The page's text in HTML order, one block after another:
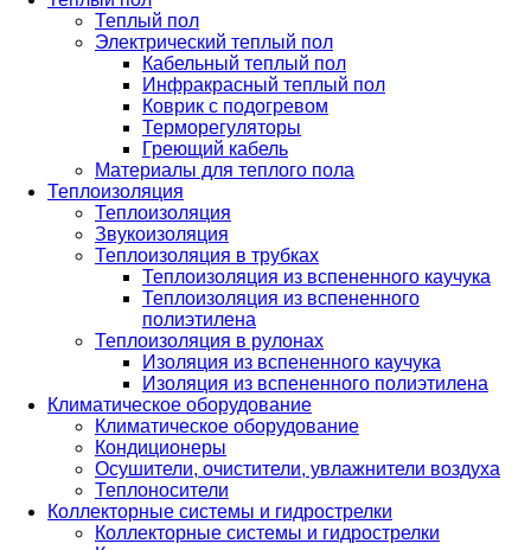
Теплый пол
Электрический теплый пол
Кабельный теплый пол
Инфракрасный теплый пол
Коврик с подогревом
Терморегуляторы
Греющий кабель
Материалы для теплого пола
Теплоизоляция
Теплоизоляция
Звукоизоляция
Теплоизоляция в трубках
Теплоизоляция из вспененного каучука
Теплоизоляция из вспененного
полиэтилена
Теплоизоляция в рулонах
Изоляция из вспененного каучука
Изоляция из вспененного полиэтилена
Климатическое оборудование
Климатическое оборудование
Кондиционеры
Осушители, очистители, увлажнители воздуха
Теплоносители
Коллекторные системы и гидрострелки
Коллекторные системы и гидрострелки